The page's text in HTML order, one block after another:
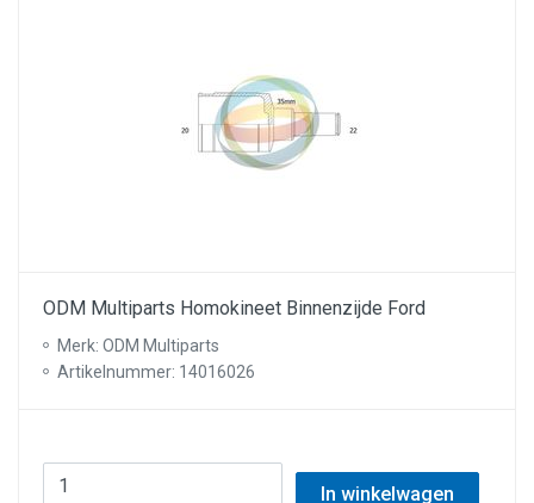
ODM Multiparts Homokineet Binnenzijde Ford
Merk: ODM Multiparts
Artikelnummer: 14016026
In winkelwagen